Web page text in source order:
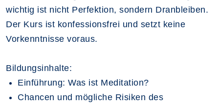
wichtig ist nicht Perfektion, sondern Dranbleiben.
Der Kurs ist konfessionsfrei und setzt keine
Vorkenntnisse voraus.
Bildungsinhalte:
Einführung: Was ist Meditation?
Chancen und mögliche Risiken des